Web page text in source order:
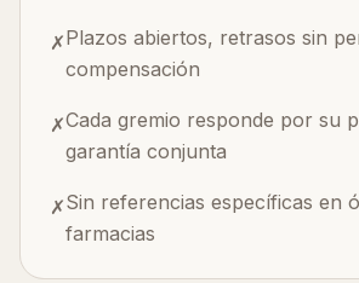
✗Plazos abiertos, retrasos sin
compensación
✗Cada gremio responde por su
garantía conjunta
✗Sin referencias específicas en
farmacias